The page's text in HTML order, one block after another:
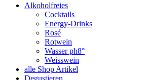
Alkoholfreies
Cocktails
Energy-Drinks
Rosé
Rotwein
Wasser ph8°
Weisswein
alle Shop Artikel
Degustieren